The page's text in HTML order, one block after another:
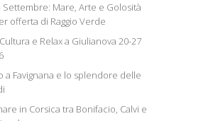
Settembre: Mare, Arte e Golosità
offerta di Raggio Verde
e Relax a Giulianova 20-27
a Favignana e lo splendore delle
in Corsica tra Bonifacio, Calvi e